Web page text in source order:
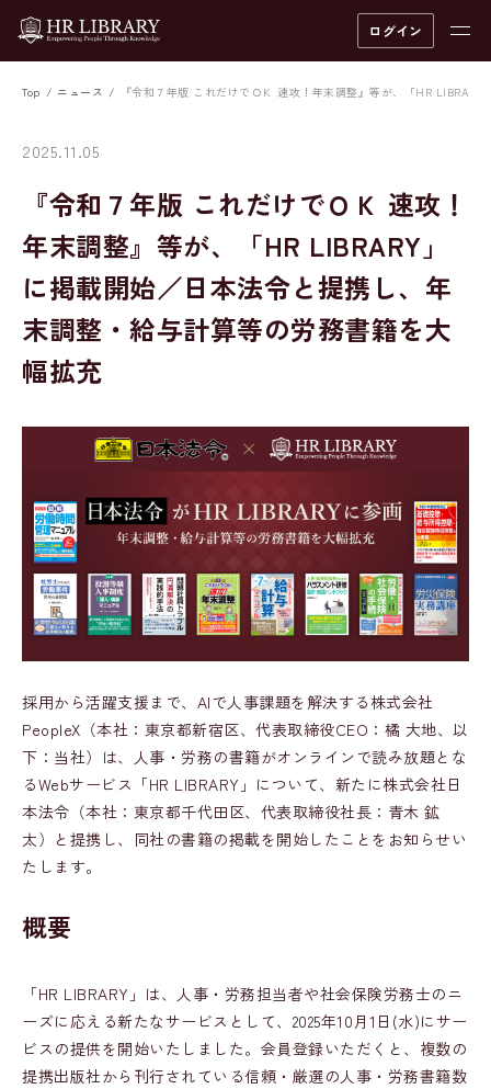
ログイン
Top ニュース 『令和７年版 これだけでＯＫ 速攻！年末調整』等が、「HR
2025.11.05
『令和７年版 これだけでＯＫ 速攻！
年末調整』等が、「HR LIBRARY」
に掲載開始／日本法令と提携し、年
末調整・給与計算等の労務書籍を大
幅拡充
採用から活躍支援まで、AIで人事課題を解決する株式会社
PeopleX（本社：東京都新宿区、代表取締役CEO：橘 大地、以
下：当社）は、人事・労務の書籍がオンラインで読み放題とな
るWebサービス「HR LIBRARY」について、新たに株式会社日
本法令（本社：東京都千代田区、代表取締役社長：青木 鉱
太）と提携し、同社の書籍の掲載を開始したことをお知らせい
たします。
概要
「HR LIBRARY」は、人事・労務担当者や社会保険労務士のニ
ーズに応える新たなサービスとして、2025年10月1日(水)にサー
ビスの提供を開始いたしました。会員登録いただくと、複数の
提携出版社から刊行されている信頼・厳選の人事・労務書籍数